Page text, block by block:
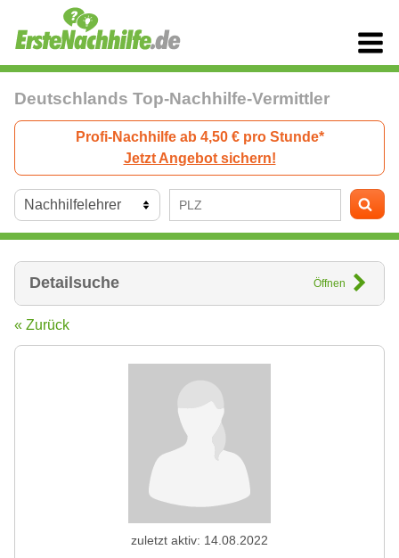
Deutschlands Top-Nachhilfe-Vermittler
Profi-Nachhilfe ab 4,50 € pro Stunde*
Jetzt Angebot sichern!
Detailsuche Öffnen
« Zurück
zuletzt aktiv: 14.08.2022